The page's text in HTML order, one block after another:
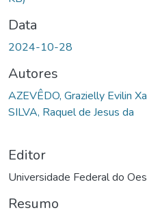
Data
2024-10-28
Autores
AZEVÊDO, Grazielly Evilin
SILVA, Raquel de Jesus da
Editor
Universidade Federal do
Resumo